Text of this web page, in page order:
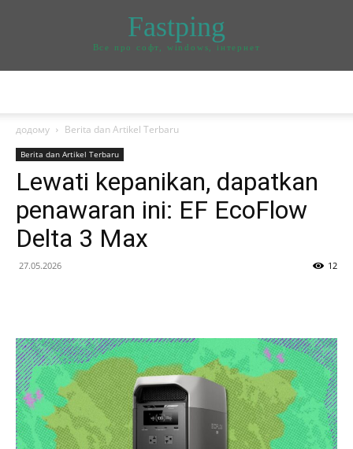
Fastping
Все про софт, windows, інтернет
додому Berita dan Artikel Terbaru
Berita dan Artikel Terbaru
Lewati kepanikan, dapatkan
penawaran ini: EF EcoFlow
Delta 3 Max
27.05.2026 12